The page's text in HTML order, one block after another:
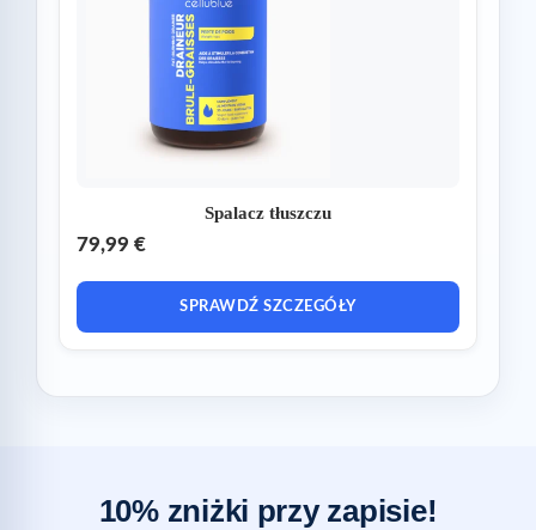
Spalacz tłuszczu
79,99 €
SPRAWDŹ SZCZEGÓŁY
10% zniżki przy zapisie!